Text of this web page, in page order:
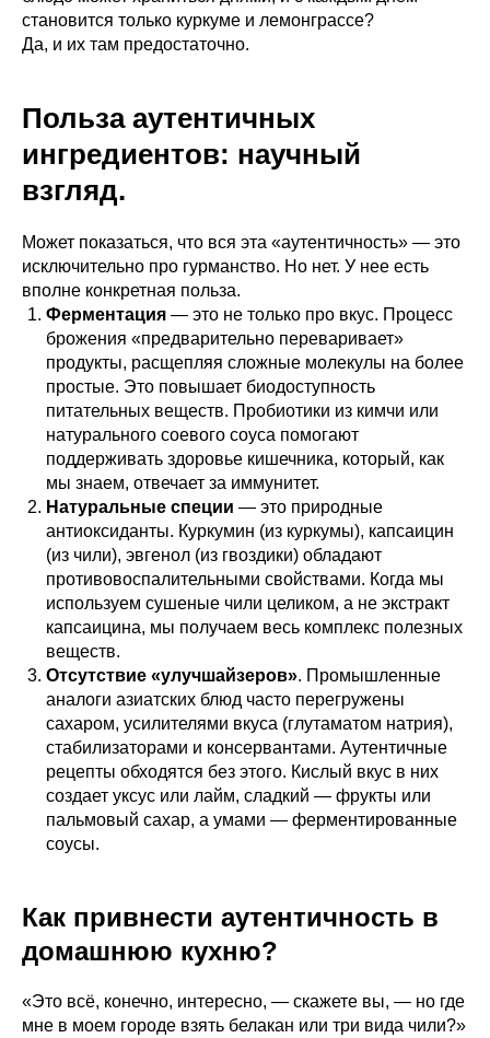
становится только куркуме и лемонграссе?
Да, и их там предостаточно.
Польза аутентичных
ингредиентов: научный
взгляд.
Может показаться, что вся эта «аутентичность» — это
исключительно про гурманство. Но нет. У нее есть
вполне конкретная польза.
Ферментация — это не только про вкус. Процесс
брожения «предварительно переваривает»
продукты, расщепляя сложные молекулы на более
простые. Это повышает биодоступность
питательных веществ. Пробиотики из кимчи или
натурального соевого соуса помогают
поддерживать здоровье кишечника, который, как
мы знаем, отвечает за иммунитет.
Натуральные специи — это природные
антиоксиданты. Куркумин (из куркумы), капсаицин
(из чили), эвгенол (из гвоздики) обладают
противовоспалительными свойствами. Когда мы
используем сушеные чили целиком, а не экстракт
капсаицина, мы получаем весь комплекс полезных
веществ.
Отсутствие «улучшайзеров». Промышленные
аналоги азиатских блюд часто перегружены
сахаром, усилителями вкуса (глутаматом натрия),
стабилизаторами и консервантами. Аутентичные
рецепты обходятся без этого. Кислый вкус в них
создает уксус или лайм, сладкий — фрукты или
пальмовый сахар, а умами — ферментированные
соусы.
Как привнести аутентичность в
домашнюю кухню?
«Это всё, конечно, интересно, — скажете вы, — но где
мне в моем городе взять белакан или три вида чили?»